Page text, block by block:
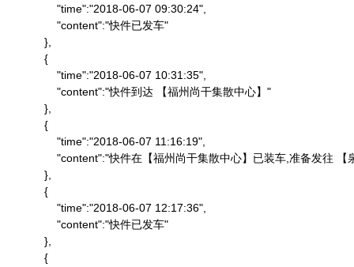
                "time":"2018-06-07 09:30:24",
                "content":"快件已发车"
            },
            {
                "time":"2018-06-07 10:31:35",
                "content":"快件到达 【福州尚干集散中心】"
            },
            {
                "time":"2018-06-07 11:16:19",
"content":"快件在【福州尚干集散中心】已装车,准备发往
            },
            {
                "time":"2018-06-07 12:17:36",
                "content":"快件已发车"
            },
            {